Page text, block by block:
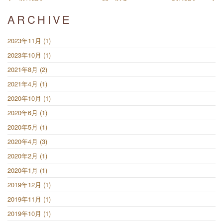
ARCHIVE
2023年11月 (1)
2023年10月 (1)
2021年8月 (2)
2021年4月 (1)
2020年10月 (1)
2020年6月 (1)
2020年5月 (1)
2020年4月 (3)
2020年2月 (1)
2020年1月 (1)
2019年12月 (1)
2019年11月 (1)
2019年10月 (1)